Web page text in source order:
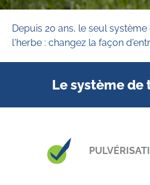
Le système de
Depuis 20 ans, le seul
l'herbe : changez la façon